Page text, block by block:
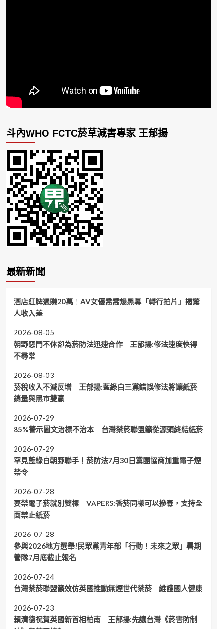
斗內WHO FCTC菸草減害專家 王郁揚
最新新聞
酒店紅牌週賺20萬！AV女優喬喬爆黑幕「轉行拍片」揭驚
人收入差
2026-08-05
朝野惡鬥不休卻為菸防法迅速合作 王郁揚:修法速度快得
不尋常
2026-08-03
菸稅收入不減反增 王郁揚:藍綠白三黨錯誤修法將讓紙菸
銷量與黑市雙贏
2026-07-29
85%警示圖文治標不治本 台灣禁菸聯盟籲從源頭終結紙菸
2026-07-29
罕見藍綠白朝野聯手！菸防法7月30日黨團協商加重電子煙
禁令
2026-07-28
要禁電子菸就別雙標 VAPERS:香菸同樣可以摻毒，支持全
面禁止紙菸
2026-07-28
參與2026地方選舉!民眾黨青年部「行動！未來之眾」暑期
營隊7月底截止報名
2026-07-24
台灣禁菸聯盟籲效仿英國推動無煙世代禁菸 維護國人健康
2026-07-23
賴清德祝賀英國新首相柏南 王郁揚:先讓台灣《菸害防制